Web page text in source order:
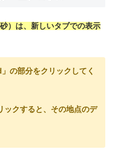
）は、新しいタブでの表示
の部分をクリックしてく
クすると、その地点のデ